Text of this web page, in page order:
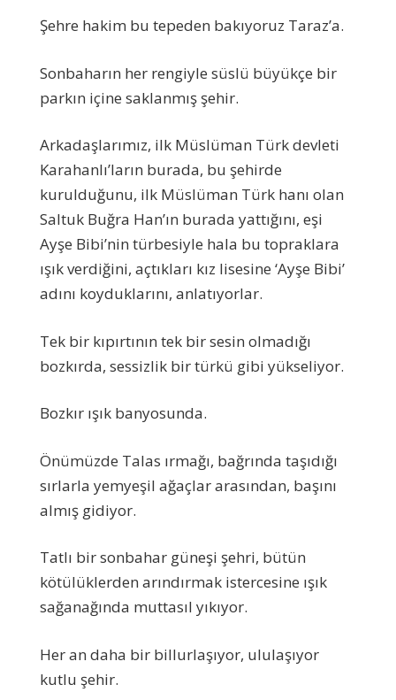
Şehre hakim bu tepeden bakıyoruz Taraz’a.
Sonbaharın her rengiyle süslü büyükçe bir
parkın içine saklanmış şehir.
Arkadaşlarımız, ilk Müslüman Türk devleti
Karahanlı’ların burada, bu şehirde
kurulduğunu, ilk Müslüman Türk hanı olan
Saltuk Buğra Han’ın burada yattığını, eşi
Ayşe Bibi’nin türbesiyle hala bu topraklara
ışık verdiğini, açtıkları kız lisesine ‘Ayşe Bibi’
adını koyduklarını, anlatıyorlar.
Tek bir kıpırtının tek bir sesin olmadığı
bozkırda, sessizlik bir türkü gibi yükseliyor.
Bozkır ışık banyosunda.
Önümüzde Talas ırmağı, bağrında taşıdığı
sırlarla yemyeşil ağaçlar arasından, başını
almış gidiyor.
Tatlı bir sonbahar güneşi şehri, bütün
kötülüklerden arındırmak istercesine ışık
sağanağında muttasıl yıkıyor.
Her an daha bir billurlaşıyor, ululaşıyor
kutlu şehir.